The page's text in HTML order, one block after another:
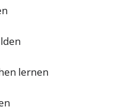
lernen